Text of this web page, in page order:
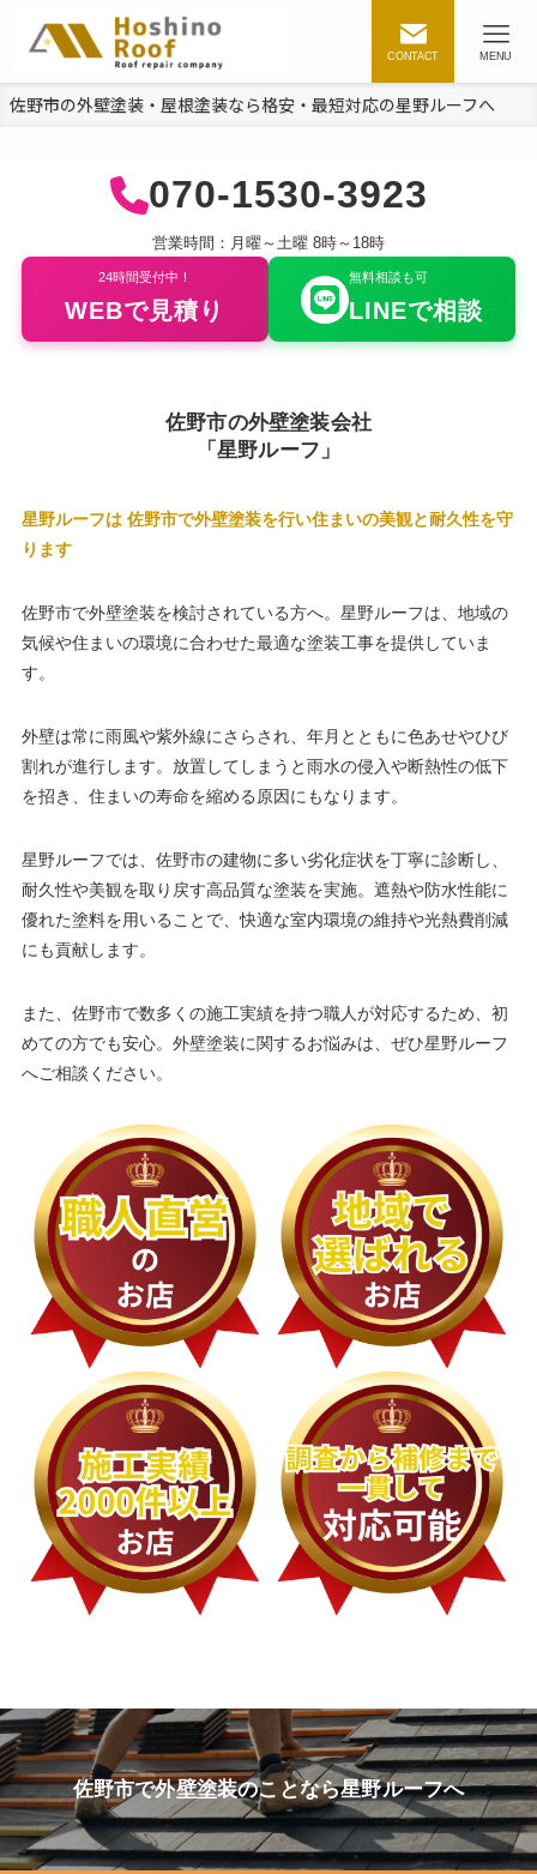
CONTACT MENU
佐野市の外壁塗装・屋根塗装なら格安・最短対応の星野ルーフへ
070-1530-3923
営業時間：月曜～土曜 8時～18時
24時間受付中！
WEBで見積り
無料相談も可
LINEで相談
佐野市の外壁塗装会社
「星野ルーフ」
星野ルーフは 佐野市で外壁塗装を行い住まいの美観と耐久性を守
ります
佐野市で外壁塗装を検討されている方へ。星野ルーフは、地域の
気候や住まいの環境に合わせた最適な塗装工事を提供していま
す。
外壁は常に雨風や紫外線にさらされ、年月とともに色あせやひび
割れが進行します。放置してしまうと雨水の侵入や断熱性の低下
を招き、住まいの寿命を縮める原因にもなります。
星野ルーフでは、佐野市の建物に多い劣化症状を丁寧に診断し、
耐久性や美観を取り戻す高品質な塗装を実施。遮熱や防水性能に
優れた塗料を用いることで、快適な室内環境の維持や光熱費削減
にも貢献します。
また、佐野市で数多くの施工実績を持つ職人が対応するため、初
めての方でも安心。外壁塗装に関するお悩みは、ぜひ星野ルーフ
へご相談ください。
佐野市で外壁塗装のことなら星野ルーフへ